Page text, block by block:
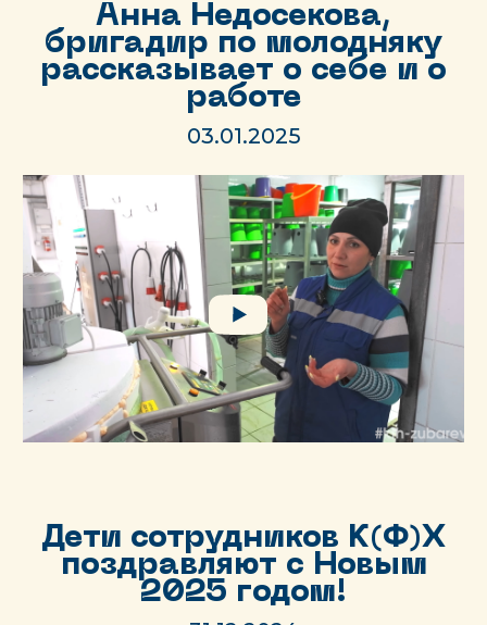
Анна Недосекова,
бригадир по молодняку
рассказывает о себе и о
работе
03.01.2025
Дети сотрудников К(Ф)Х
поздравляют с Новым
2025 годом!